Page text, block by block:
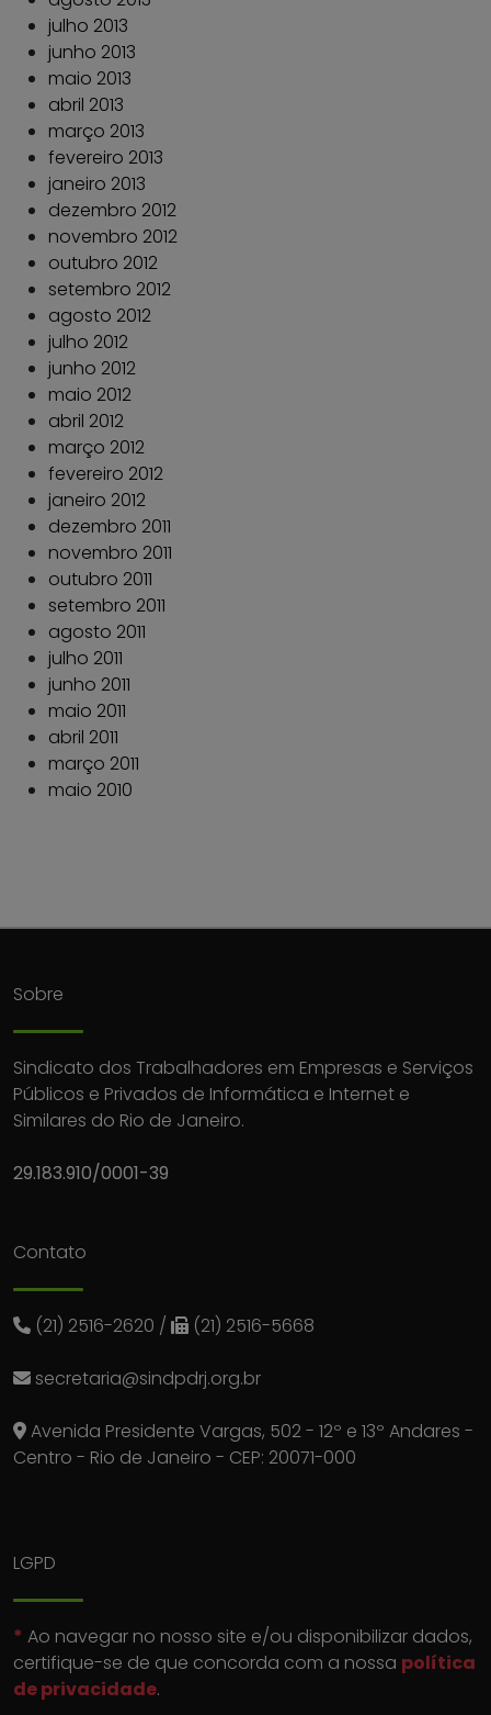
julho 2013
junho 2013
maio 2013
abril 2013
março 2013
fevereiro 2013
janeiro 2013
dezembro 2012
novembro 2012
outubro 2012
setembro 2012
agosto 2012
julho 2012
junho 2012
maio 2012
abril 2012
março 2012
fevereiro 2012
janeiro 2012
dezembro 2011
novembro 2011
outubro 2011
setembro 2011
agosto 2011
julho 2011
junho 2011
maio 2011
abril 2011
março 2011
maio 2010
Sobre
Sindicato dos Trabalhadores em Empresas e Serviços
Públicos e Privados de Informática e Internet e
Similares do Rio de Janeiro.
29.183.910/0001-39
Contato
(21) 2516-2620 / (21) 2516-5668
secretaria@sindpdrj.org.br
Avenida Presidente Vargas, 502 - 12º e 13º Andares -
Centro - Rio de Janeiro - CEP: 20071-000
LGPD
* Ao navegar no nosso site e/ou disponibilizar dados,
certifique-se de que concorda com a nossa política
de privacidade.